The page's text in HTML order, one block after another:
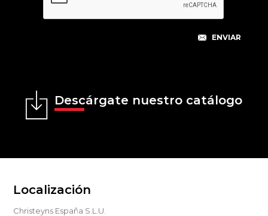
Descárgate nuestro catálogo
Localización
Christeyns España S.L.U.